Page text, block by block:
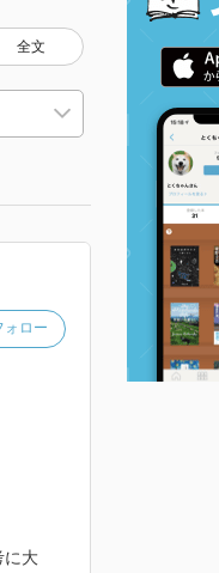
全文
ロー
に大